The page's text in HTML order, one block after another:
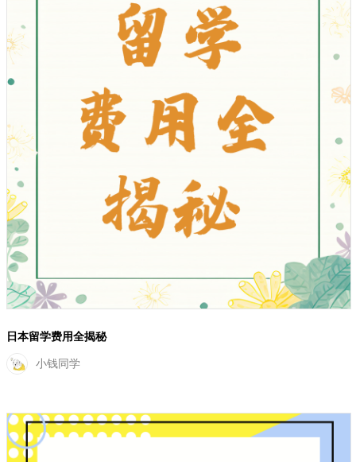
日本留学费用全揭秘
小钱同学